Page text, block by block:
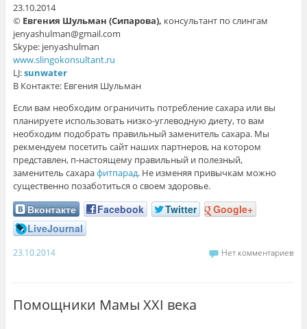
23.10.2014
© Евгения Шульман (Сипарова), консультант по слингам
jenyashulman@gmail.com
Skype: jenyashulman
www.slingokonsultant.ru
LJ:sunwater
В Контакте: Евгения Шульман
Если вам необходим ограничить потребление сахара или вы
планируете использовать низко-углеводную диету, то вам
необходим подобрать правильный заменитель сахара. Мы
рекмендуем посетить сайт наших партнеров, на котором
представлен, п-настоящему правильный и полезный,
заменитель сахарафитпарад. Не изменяя привычкам можно
существенно позаботиться о своем здоровье.
Вконтакте Facebook Twitter
Google+
LiveJournal
23.10.2014 Нет комментариев
Помощники Мамы XXI века